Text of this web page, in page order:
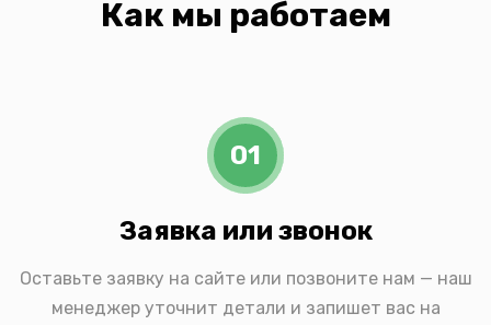
Как мы работаем
01
Заявка или звонок
Оставьте заявку на сайте или позвоните нам — наш
менеджер уточнит детали и запишет вас на